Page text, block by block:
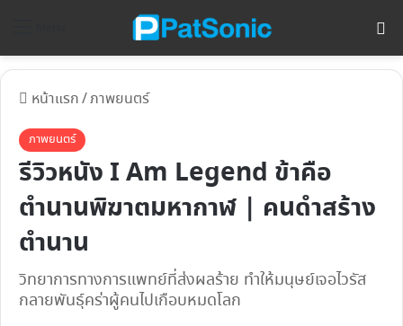
หน้าแรก/ภาพยนตร์
ภาพยนตร์
รีวิวหนัง I Am Legend ข้าคือ
ตำนานพิฆาตมหากาฬ | คนดำสร้าง
ตำนาน
วิทยาการทางการแพทย์ที่ส่งผลร้าย ทำให้มนุษย์เจอไวรัส
กลายพันธุ์คร่าผู้คนไปเกือบหมดโลก